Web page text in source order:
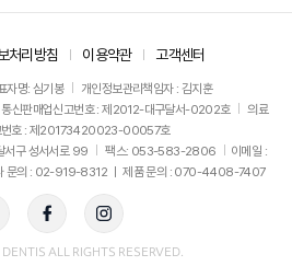
처리방침 이용약관 고객센터
자명: 심기봉
개인정보관리책임자 : 김지훈
통신판매업신고번호 : 제2012-대구달서-0202호
의료
번호 : 제20173420023-00057호
서구 성서서로 99
팩스: 053-583-2806
이메일 :
문의 : 02-919-8312 ㅣ 제품 문의 : 070-4408-7407
ALL RIGHTS RESERVED.